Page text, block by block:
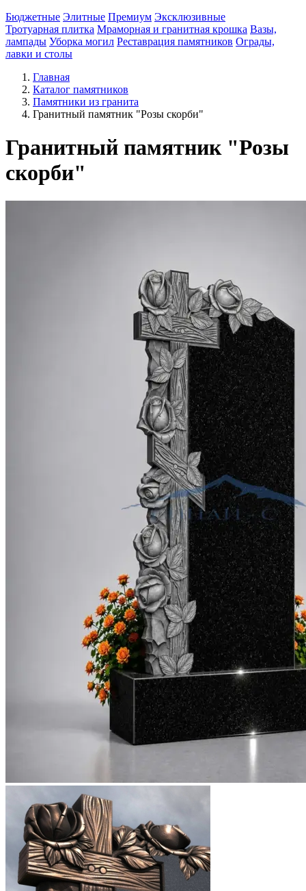
Бюджетные Элитные Премиум Эксклюзивные
Тротуарная плитка Мраморная и гранитная крошка Вазы,
лампады Уборка могил Реставрация памятников Ограды,
лавки и столы
Главная
Каталог памятников
Памятники из гранита
Гранитный памятник "Розы скорби"
Гранитный памятник "Розы
скорби"